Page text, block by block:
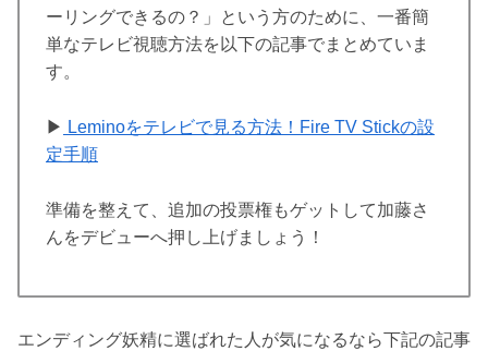
ーリングできるの？」という方のために、一番簡
単なテレビ視聴方法を以下の記事でまとめていま
す。
▶︎ Leminoをテレビで見る方法！Fire TV Stickの設
定手順
準備を整えて、追加の投票権もゲットして加藤さ
んをデビューへ押し上げましょう！
エンディング妖精に選ばれた人が気になるなら下記の記事